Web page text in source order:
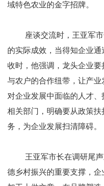
域特色农业的金字招牌。
座谈交流时，王亚军
的实际成效，当得知企业
收时，他强调，龙头企业
与农户的合作纽带，让产
对企业发展中面临的人才
相关部门，明确要从政策
务，为企业发展扫清障碍。
王亚军市长在调研尾
德乡村振兴的重要支撑，